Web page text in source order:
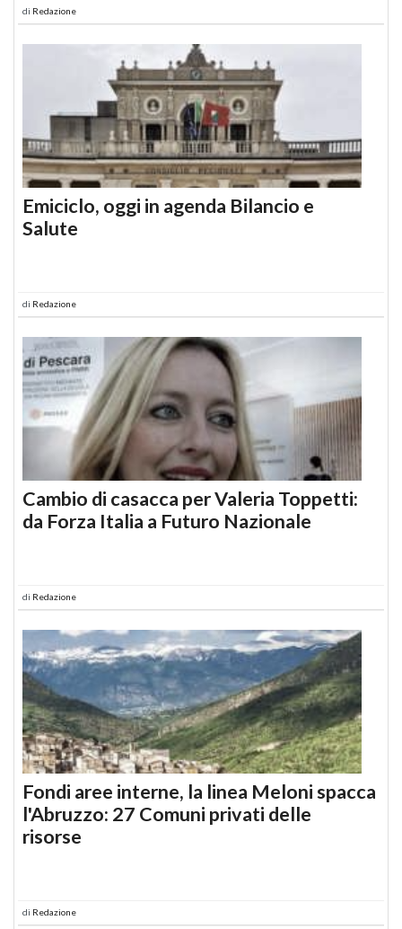
di Redazione
Emiciclo, oggi in agenda Bilancio e
Salute
di Redazione
Cambio di casacca per Valeria Toppetti:
da Forza Italia a Futuro Nazionale
di Redazione
Fondi aree interne, la linea Meloni spacca
l'Abruzzo: 27 Comuni privati delle
risorse
di Redazione